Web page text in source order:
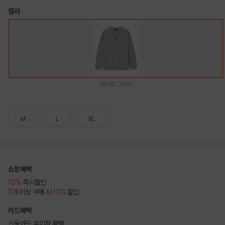
컬러
라이트 그레이
M L XL
쇼핑혜택
10% 즉시할인
2개 이상 구매 시10% 할인
카드혜택